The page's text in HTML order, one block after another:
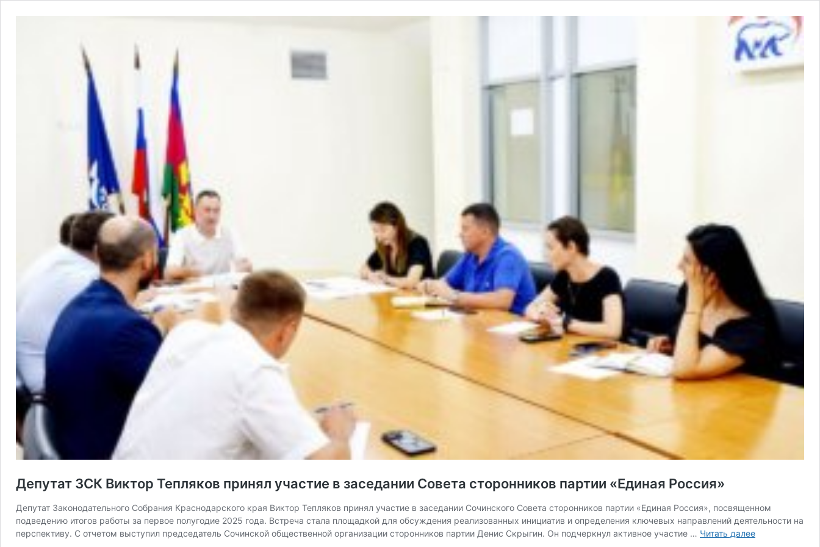
Депутат ЗСК Виктор Тепляков принял участие в заседании Совета сторонников партии «Единая Россия»
Депутат Законодательного Собрания Краснодарского края Виктор Тепляков принял участие в заседании Сочинского Совета сторонников партии «Единая Россия», посвященном
подведению итогов работы за первое полугодие 2025 года. Встреча стала площадкой для обсуждения реализованных инициатив и определения ключевых направлений деятельности на
перспективу. С отчетом выступил председатель Сочинской общественной организации сторонников партии Денис Скрыгин. Он подчеркнул активное участие … Читать далееДепутат